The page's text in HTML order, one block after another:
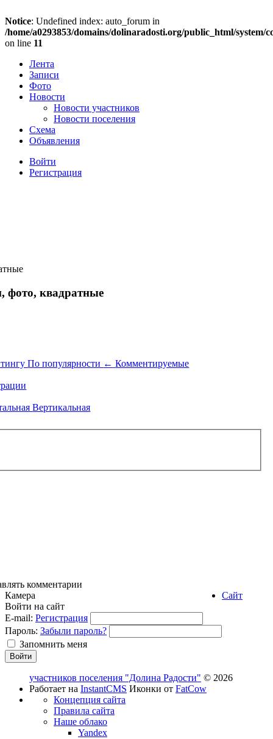
Notice: Undefined index: auto_forum in
/home/a0293853/domains/dolinaradosti.org/public_html/
on line 11
Лента
Записи
Фото
Новости
Новости участников
Новости поселения
Схема
Объявления
Войти
Регистрация
квадратные
По популярности ← Комментируемые
Вертикальная
комментарии
Камера
Войти на сайт
E-mail: Регистрация
Пароль: Забыли пароль?
Запомнить меня
Сайт
участников поселения "Долина Радости" © 2026
Работает на InstantCMS Иконки от FatCow
Концепция сайта
Правила сайта
Наше облако
Yandex